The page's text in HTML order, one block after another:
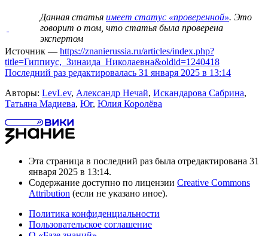
Данная статья имеет статус «проверенной». Это
говорит о том, что статья была проверена
экспертом
Источник — https://znanierussia.ru/articles/index.php?
title=Гиппиус,_Зинаида_Николаевна&oldid=1240418
Последний раз редактировалась 31 января 2025 в 13:14
Авторы: LevLev, Александр Нечай, Искандарова Сабрина,
Татьяна Мадиева, Юг, Юлия Королёва
Эта страница в последний раз была отредактирована 31
января 2025 в 13:14.
Содержание доступно по лицензии Creative Commons
Attribution (если не указано иное).
Политика конфиденциальности
Пользовательское соглашение